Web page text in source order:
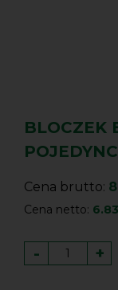
BLOCZEK
Cena brutto:
Cena netto:
- +